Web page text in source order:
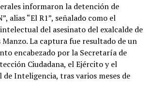
informaron la detención de
alias “El R1”, señalado como el
del asesinato del exalcalde de
Manzo. La captura fue resultado de un
encabezado por la Secretaría de
Ciudadana, el Ejército y el
Inteligencia, tras varios meses de